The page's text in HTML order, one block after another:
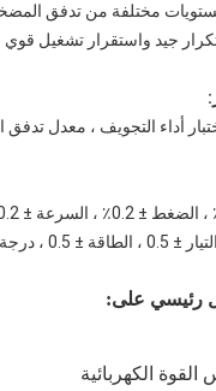
مختلفة من تدفق
وتكرار جيد واستقرار تشغيل
أداء التجويف ، معدل
رئيسي على:
القوة الكهربائية